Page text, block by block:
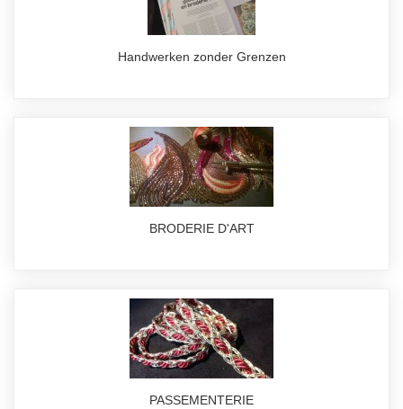
Handwerken zonder Grenzen
BRODERIE D'ART
PASSEMENTERIE